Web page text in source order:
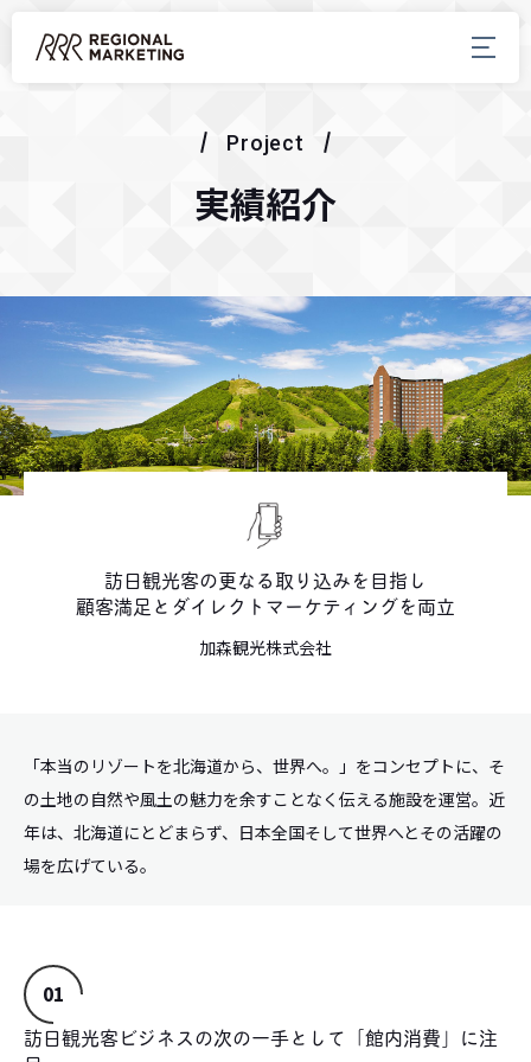
About Us
会社概要
事業案内 Service
メディア事業 コミュニティ事業
共通ポイント事業
決済サービス事業
実績紹介 Project
Recruit
お問い合わせ
サイトマップ
店舗・EC向けQRコード決済サービス
Project
実績紹介
訪日観光客の更なる取り込みを目指し
顧客満足とダイレクトマーケティングを両立
加森観光株式会社
「本当のリゾートを北海道から、世界へ。」をコンセプトに、そ
の土地の自然や風土の魅力を余すことなく伝える施設を運営。近
年は、北海道にとどまらず、日本全国そして世界へとその活躍の
場を広げている。
01
訪日観光客ビジネスの次の一手として「館内消費」に注